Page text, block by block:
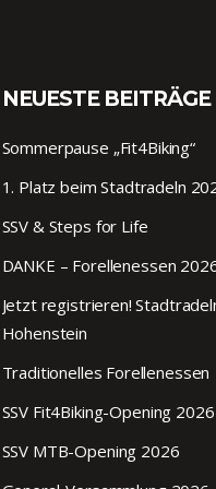
NEUESTE BEITRÄGE
Sommerpause „Fit4Biking“
1. Platz beim Stadtradeln
SSV & Steps for Life
DANKE – Forellenessen
Jetzt registrieren!
Hohenstein
Traditionelles Forellenessen
SSV Fit4Biking-Opening 2026
SSV MTB-Opening 2026